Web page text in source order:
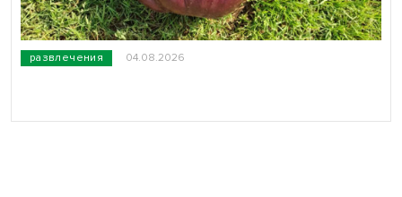
развлечения 04.08.2026